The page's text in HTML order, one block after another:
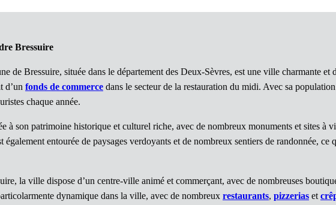
Bressuire
de Bressuire, située dans le département des Deux-Sèvres, est une ville charmante
d’un fonds de commerce dans le secteur de la restauration du midi. Avec sa
chaque année.
à son patrimoine historique et culturel riche, avec de nombreux monuments et sites à
entourée de paysages verdoyants et de nombreux sentiers de randonnée, ce
la ville dispose d’un centre-ville animé et commerçant, avec de nombreuses
dynamique dans la ville, avec de nombreux restaurants, pizzerias et